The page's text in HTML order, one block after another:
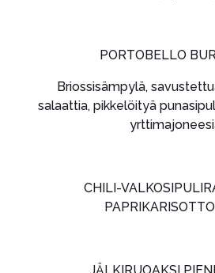
PORTOBELLO
Briossisämpylä,
salaattia, pikkelöityä
CHILI-